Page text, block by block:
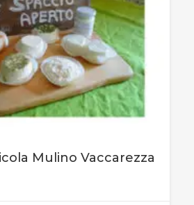
Mulino Vaccarezza